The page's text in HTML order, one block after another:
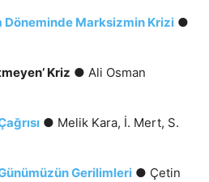
Döneminde Marksizmin Krizi ●
Kriz ● Ali Osman
● Melik Kara, İ. Mert, S.
Gerilimleri ● Çetin